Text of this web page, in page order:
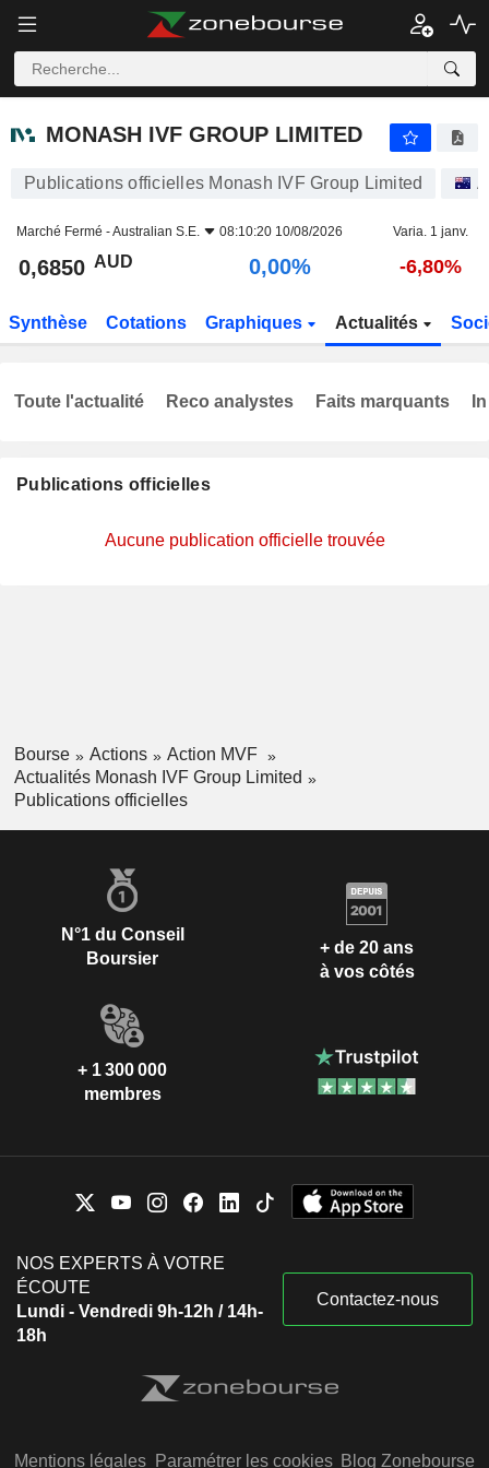
MONASH IVF GROUP LIMITED
MONASH IVF GROUP LIMITED
Publications officielles Monash IVF Group Limited
Marché Fermé -Australian S.E. 08:10:20 10/08/2026 Varia. 1 janv.
0,6850 AUD 0,00% -6,80%
Synthèse Cotations Graphiques Actualités
Publications officielles
Aucune publication officielle trouvée
Toute l'actualité Reco analystes Faits marquants
Bourse Actions
Action MVF
Actualités Monash IVF Group Limited
Publications officielles
N°1 du Conseil
Boursier
+ de 20 ans
à vos côtés
+ 1 300 000
membres
NOS EXPERTS À VOTRE
ÉCOUTE
Lundi - Vendredi 9h-12h / 14h-
18h
Contactez-nous
Mentions légales Paramétrer les cookies Blog Zonebourse